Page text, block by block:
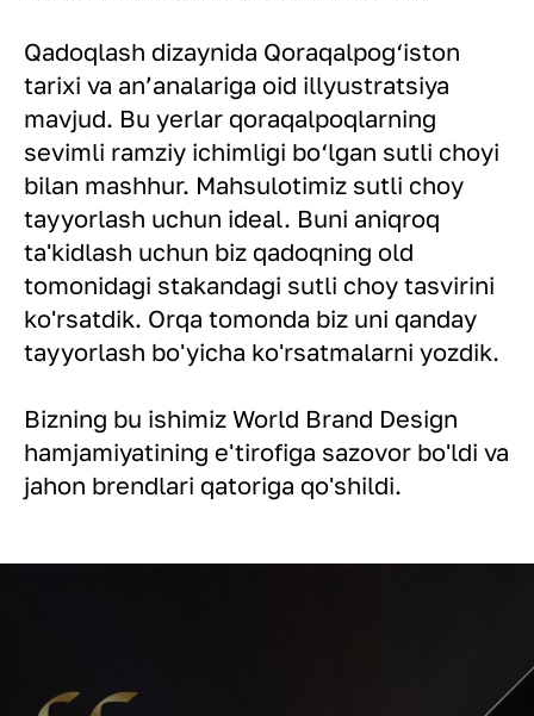
Qadoqlash dizaynida Qoraqalpog‘iston
tarixi va an’analariga oid illyustratsiya
mavjud. Bu yerlar qoraqalpoqlarning
sevimli ramziy ichimligi bo‘lgan sutli choyi
bilan mashhur. Mahsulotimiz sutli choy
tayyorlash uchun ideal. Buni aniqroq
ta'kidlash uchun biz qadoqning old
tomonidagi stakandagi sutli choy tasvirini
ko'rsatdik. Orqa tomonda biz uni qanday
tayyorlash bo'yicha ko'rsatmalarni yozdik.
Bizning bu ishimiz World Brand Design
hamjamiyatining e'tirofiga sazovor bo'ldi va
jahon brendlari qatoriga qo'shildi.